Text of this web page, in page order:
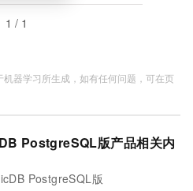
1 / 1
器学习所生成，如有任何问题，可在页
PostgreSQL版产品相关内
PostgreSQL版